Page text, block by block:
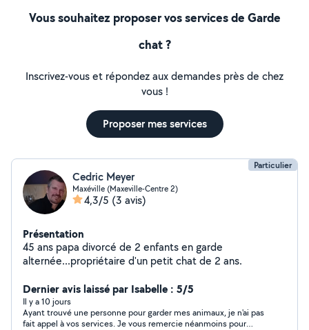
Vous souhaitez proposer vos services de Garde
chat ?
Inscrivez-vous et répondez aux demandes près de chez
vous !
Proposer mes services
Particulier
Cedric Meyer
Maxéville (Maxeville-Centre 2)
4,3/5 (3 avis)
Présentation
45 ans papa divorcé de 2 enfants en garde
alternée...propriétaire d'un petit chat de 2 ans.
Dernier avis laissé par Isabelle : 5/5
Il y a 10 jours
Ayant trouvé une personne pour garder mes animaux, je n'ai pas
fait appel à vos services. Je vous remercie néanmoins pour